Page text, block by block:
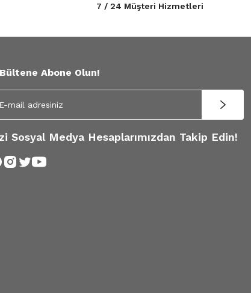
7 / 24 Müşteri Hizmetleri
Abone Olun!
Sosyal Medya Hesaplarımızdan Takip Edin!